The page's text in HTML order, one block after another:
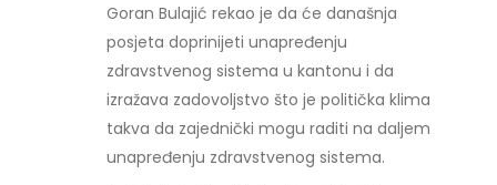
Goran Bulajić rekao je da će današnja
posjeta doprinijeti unapređenju
zdravstvenog sistema u kantonu i da
izražava zadovoljstvo što je politička klima
takva da zajednički mogu raditi na daljem
unapređenju zdravstvenog sistema.